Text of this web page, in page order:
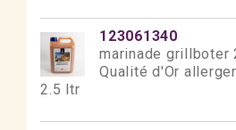
123061340
marinade grillboter
Qualité d'Or
2.5 ltr